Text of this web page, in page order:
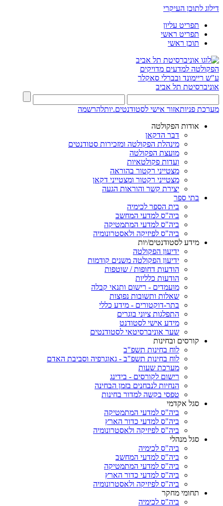
דילוג לתוכן העיקרי
תפריט עליון
תפריט ראשי
תוכן ראשי
הפקולטה למדעים מדויקים
ע"ש ריימונד ובברלי סאקלר
אוניברסיטת תל אביב
מערכת פניותאזור אישי לסטודנטים.יותלהרשמה
אודות הפקולטה
דבר הדקאן
מינהלת הפקולטה ומזכירות סטודנטים
מועצת הפקולטה
ועדות פקולטאיות
מצטייני רקטור בהוראה
מצטייני רקטור ומצטייני דקאן
יצירת קשר והוראות הגעה
בתי ספר
בית הספר לכימיה
ביה"ס למדעי המחשב
ביה"ס למדעי המתמטיקה
ביה"ס לפיזיקה ולאסטרונומיה
מידע לסטודנטים/יות
ידיעון הפקולטה
ידיעון הפקולטה משנים קודמות
הודעות דחופות / שוטפות
הודעות כלליות
מועמדים - רישום ותנאי קבלה
שאלות ותשובות נפוצות
בתר-דוקטורים - מידע כללי
התפלגות ציוני בוגרים
מידע אישי לסטודנט
שער אוניברסיטאי לסטודנטים
קורסים ובחינות
לוח בחינות תשפ"ב
לוח בחינות תשפ"ב - גאוגרפיה וסביבת האדם
מערכת שעות
רישום לקורסים - בידינג
הנחיות לנבחנים בזמן הבחינה
טפסי בקשה למדור בחינות
סגל אקדמי
ביה"ס למדעי המתמטיקה
ביה"ס למדעי כדור הארץ
ביה"ס לפיזיקה ולאסטרונומיה
סגל מנהלי
ביה"ס לכימיה
ביה"ס למדעי המחשב
ביה"ס למדעי המתמטיקה
ביה"ס למדעי כדור הארץ
ביה"ס לפיזיקה ולאסטרונומיה
תחומי מחקר
ביה"ס לכימיה